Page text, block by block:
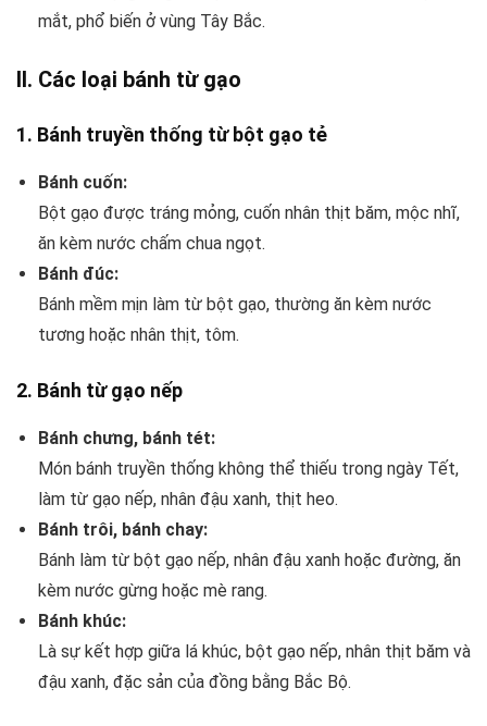
mắt, phổ biến ở vùng Tây Bắc.
II. Các loại bánh từ gạo
1. Bánh truyền thống từ bột gạo tẻ
Bánh cuốn:
Bột gạo được tráng mỏng, cuốn nhân thịt băm, mộc nhĩ,
ăn kèm nước chấm chua ngọt.
Bánh đúc:
Bánh mềm mịn làm từ bột gạo, thường ăn kèm nước
tương hoặc nhân thịt, tôm.
2. Bánh từ gạo nếp
Bánh chưng, bánh tét:
Món bánh truyền thống không thể thiếu trong ngày Tết,
làm từ gạo nếp, nhân đậu xanh, thịt heo.
Bánh trôi, bánh chay:
Bánh làm từ bột gạo nếp, nhân đậu xanh hoặc đường, ăn
kèm nước gừng hoặc mè rang.
Bánh khúc:
Là sự kết hợp giữa lá khúc, bột gạo nếp, nhân thịt băm và
đậu xanh, đặc sản của đồng bằng Bắc Bộ.